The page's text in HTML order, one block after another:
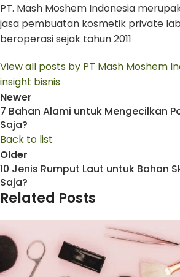
PT. Mash Moshem Indonesia
jasa pembuatan kosmetik private
beroperasi sejak tahun 2011
View all posts by PT Mash Moshem
insight bisnis
Newer
7 Bahan Alami untuk Mengecilkan
Saja?
Back to list
Older
10 Jenis Rumput Laut untuk Bahan
Saja?
Related Posts